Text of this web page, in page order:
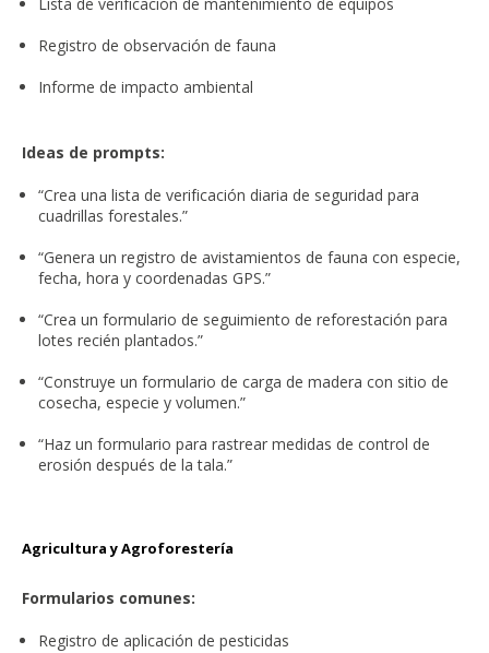
Registro de observación de fauna
Informe de impacto ambiental
Ideas de prompts:
“Crea una lista de verificación diaria de seguridad para
cuadrillas forestales.”
“Genera un registro de avistamientos de fauna con especie,
fecha, hora y coordenadas GPS.”
“Crea un formulario de seguimiento de reforestación para
lotes recién plantados.”
“Construye un formulario de carga de madera con sitio de
cosecha, especie y volumen.”
“Haz un formulario para rastrear medidas de control de
erosión después de la tala.”
Agricultura y Agroforestería
Formularios comunes:
Registro de aplicación de pesticidas